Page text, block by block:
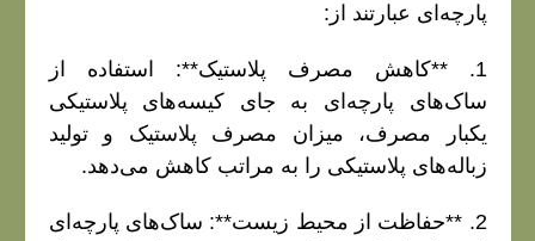
پارچه‌ای عبارتند از:
1. **کاهش مصرف پلاستیک**: استفاده از
ساک‌های پارچه‌ای به جای کیسه‌های پلاستیکی
یکبار مصرف، میزان مصرف پلاستیک و تولید
زباله‌های پلاستیکی را به مراتب کاهش می‌دهد.
2. **حفاظت از محیط زیست**: ساک‌های پارچه‌ای